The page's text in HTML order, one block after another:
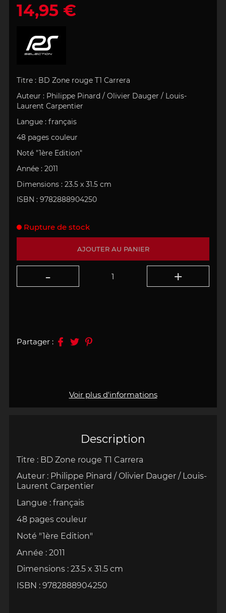
Description
Titre : BD Zone rouge T1 Carrera
Auteur : Philippe Pinard / Olivier Dauger / Louis-
Laurent Carpentier
Langue : français
48 pages couleur
Noté "1ère Edition"
Année : 2011
Dimensions : 23.5 x 31.5 cm
ISBN : 9782888904250
14,95 €
Titre : BD Zone rouge T1 Carrera
Auteur : Philippe Pinard / Olivier Dauger / Louis-
Laurent Carpentier
Langue : français
48 pages couleur
Noté "1ère Edition"
Année : 2011
Dimensions : 23.5 x 31.5 cm
ISBN : 9782888904250
Voir plus d'informations
AJOUTER AU PANIER
Rupture de stock
Partager :